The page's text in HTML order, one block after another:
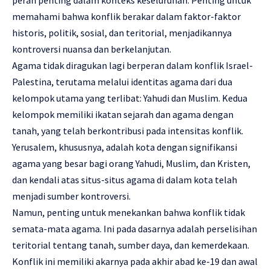
memahami bahwa konflik berakar dalam faktor-faktor
historis, politik, sosial, dan teritorial, menjadikannya
kontroversi nuansa dan berkelanjutan.
Agama tidak diragukan lagi berperan dalam konflik Israel-
Palestina, terutama melalui identitas agama dari dua
kelompok utama yang terlibat: Yahudi dan Muslim. Kedua
kelompok memiliki ikatan sejarah dan agama dengan
tanah, yang telah berkontribusi pada intensitas konflik.
Yerusalem, khususnya, adalah kota dengan signifikansi
agama yang besar bagi orang Yahudi, Muslim, dan Kristen,
dan kendali atas situs-situs agama di dalam kota telah
menjadi sumber kontroversi.
Namun, penting untuk menekankan bahwa konflik tidak
semata-mata agama. Ini pada dasarnya adalah perselisihan
teritorial tentang tanah, sumber daya, dan kemerdekaan.
Konflik ini memiliki akarnya pada akhir abad ke-19 dan awal